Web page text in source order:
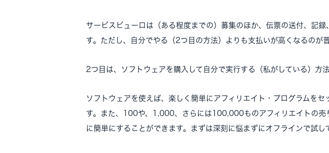
サービスビューロは（ある程度までの）募集のほか、伝票の送付、記録
す。ただし、自分でやる（2つ目の方法）よりも支払いが高くなるのが普
2つ目は、ソフトウェアを購入して自分で実行する（私がしている）方法
ソフトウェアを使えば、楽しく簡単にアフィリエイト・プログラムをセ
す。また、100や、1,000、さらには100,000ものアフィリエイトの売
に簡単にすることができます。まずは深刻に悩まずにオフラインで試し